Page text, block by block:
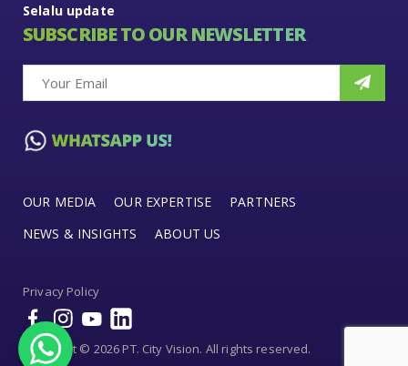
Selalu update
SUBSCRIBE TO OUR NEWSLETTER
OUR MEDIA OUR EXPERTISE
PARTNERS
NEWS & INSIGHTS
ABOUT US
Privacy Policy
Copyright © 2026 PT. City Vision. All rights reserved.